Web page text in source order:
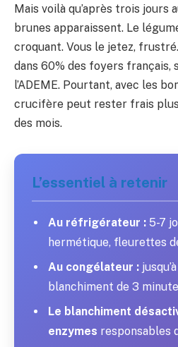
Mais voilà qu’après trois jours
brunes apparaissent. Le
croquant. Vous le jetez,
dans 60% des foyers français,
l’ADEME. Pourtant, avec les
crucifère peut rester frais
des mois.
L’essentiel à retenir
Au réfrigérateur : 5-7
hermétique, fleurettes
Au congélateur :
blanchiment de 3
Le blanchiment
enzymes responsables